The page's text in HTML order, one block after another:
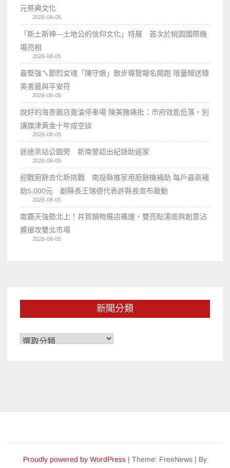
元祭典文化
2026-08-05
「斯土斯神—土地公的信仰文化」特展 首次於桃園國際機
場亮相
2026-08-05
最堅強ㄟ節烈女魂「陳守娘」散步導覽報名開跑 限量贈送精
美書籤與平安符
2026-08-05
說好的海景飯店竟淪停車場 陳美雅痛批：市府效能低落，別
讓旗津黃金十年成空談
2026-08-05
迷途呆站公園旁 新南警認出紀錄助返家
2026-08-05
迎戰廚餘去化新挑戰 南投縣推家用廚餘機補助 每戶最高補
助5,000元 副縣長王瑞德代表許縣長宣布啟動
2026-08-05
南霸天強勢北上！井賀鍋物展店飆速，雙亮點湯底與創意沾
醬搶攻雙北市場
2026-08-05
新聞分類
新
Proudly powered by WordPress | Theme: FreeNews | By